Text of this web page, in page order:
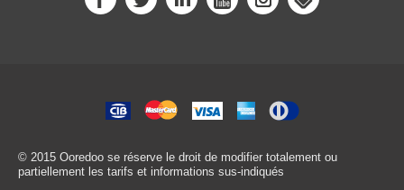
© 2015 Ooredoo se réserve le droit de modifier totalement ou
partiellement les tarifs et informations sus-indiqués